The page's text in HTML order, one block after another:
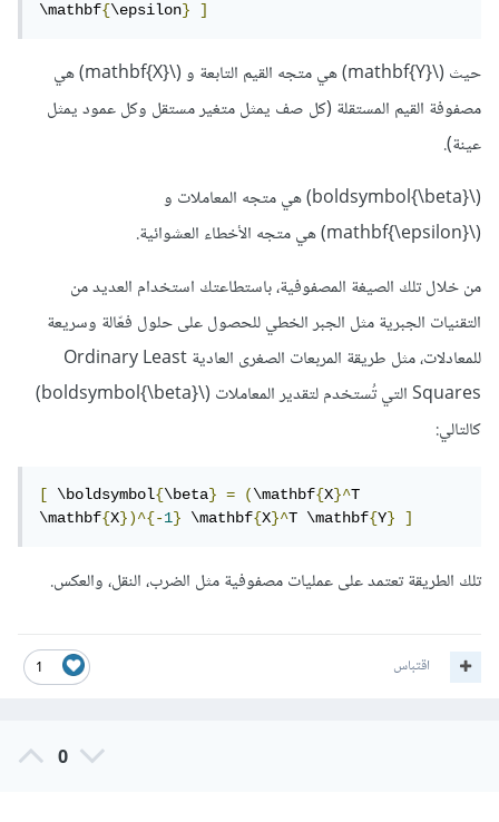
\mathbf{\epsilon} ]
حيث (\mathbf{Y}) هي متجه القيم التابعة و (\mathbf{X}) هي
مصفوفة القيم المستقلة (كل صف يمثل متغير مستقل وكل عمود يمثل
عينة).
(\boldsymbol{\beta}) هي متجه المعاملات و
(\mathbf{\epsilon}) هي متجه الأخطاء العشوائية.
من خلال تلك الصيغة المصفوفية، باستطاعتك استخدام العديد من
التقنيات الجبرية مثل الجبر الخطي للحصول على حلول فعّالة وسريعة
للمعادلات، مثل طريقة المربعات الصغرى العادية Ordinary Least
Squares التي تُستخدم لتقدير المعاملات (\boldsymbol{\beta})
كالتالي:
[ \boldsymbol{\beta} = (\mathbf{X}^T
\mathbf{X})^{-1} \mathbf{X}^T \mathbf{Y} ]
تلك الطريقة تعتمد على عمليات مصفوفية مثل الضرب، النقل، والعكس.
1 اقتباس
0